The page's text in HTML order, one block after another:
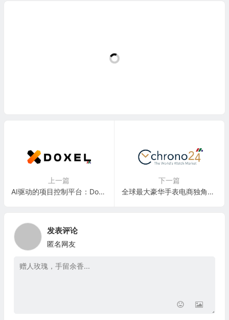
上一篇
AI驱动的项目控制平台：Doxel Inc.
下一篇
全球最大豪华手表电商独角兽：Chrono24 GmbH
发表评论
匿名网友